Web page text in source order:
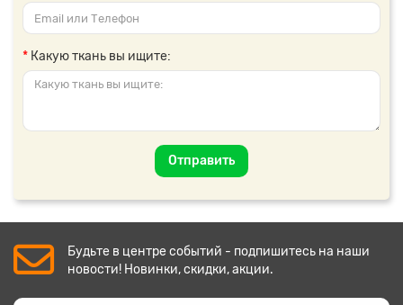
Какую ткань вы ищите:
Отправить
Будьте в центре событий - подпишитесь на наши
новости! Новинки, скидки, акции.